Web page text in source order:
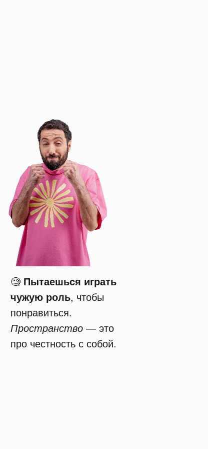
🧐 Пытаешься играть
чужую роль, чтобы
понравиться.
Пространство — это
про честность с собой.